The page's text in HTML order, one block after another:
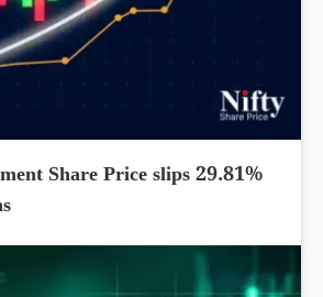
Share Price slips 29.81%